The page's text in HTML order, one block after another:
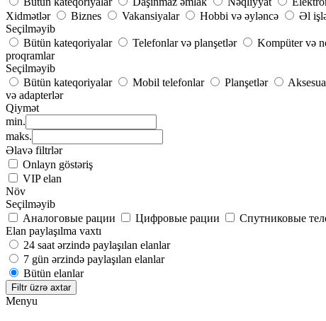
Xidmətlər
Biznes Vakansiyalar Hobbi və əyləncə Əl
Seçilməyib
Bütün kateqoriyalar
Telefonlar və planşetlər Kompüter və
proqramlar
Seçilməyib
Bütün kateqoriyalar
Mobil telefonlar Planşetlər
və adapterlər
Qiymət
min.
maks.
Əlavə filtrlər
Onlayn göstəriş
VIP elan
Növ
Seçilməyib
Аналоговые рации
Цифровые рации
Спутниковые
Elan paylaşılma vaxtı
24 saat ərzində paylaşılan elanlar
7 gün ərzində paylaşılan elanlar
Bütün elanlar
Filtr üzrə axtar
Menyu